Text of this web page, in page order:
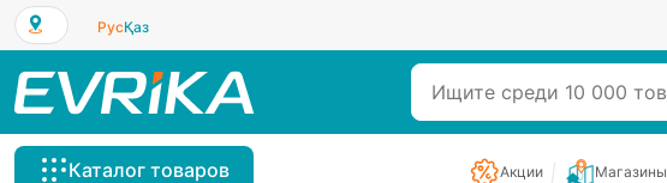
РусҚаз
Каталог товаров Акции Магазины